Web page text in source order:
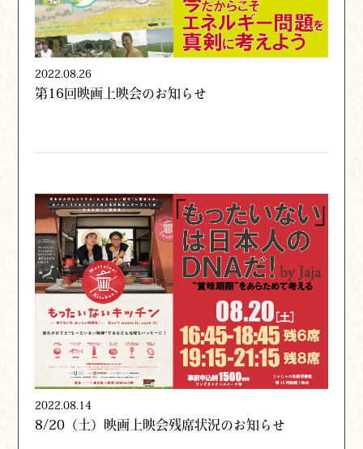
2022.08.26
第16回映画上映会のお知らせ
2022.08.14
8/20（土）映画上映会残席状況のお知らせ